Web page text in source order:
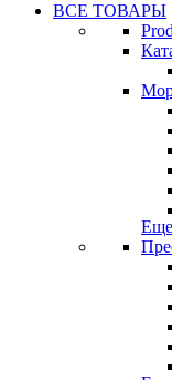
ВСЕ ТОВАРЫ
Еще